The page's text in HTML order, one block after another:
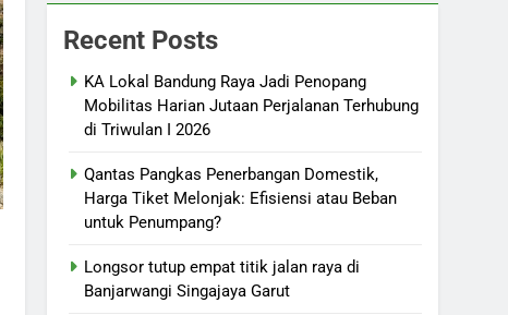
Recent Posts
KA Lokal Bandung Raya Jadi Penopang
Mobilitas Harian Jutaan Perjalanan Terhubung
di Triwulan I 2026
Qantas Pangkas Penerbangan Domestik,
Harga Tiket Melonjak: Efisiensi atau Beban
untuk Penumpang?
Longsor tutup empat titik jalan raya di
Banjarwangi Singajaya Garut